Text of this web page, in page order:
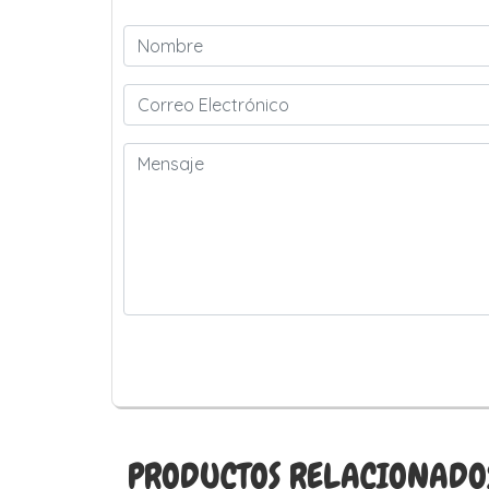
PRODUCTOS